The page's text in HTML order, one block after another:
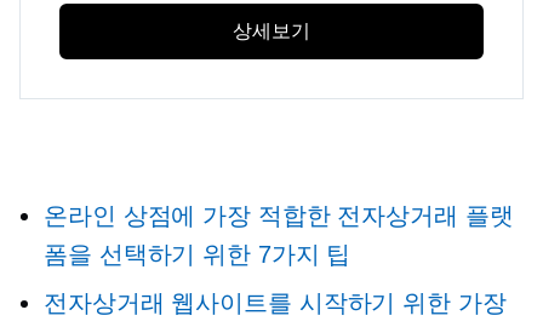
상세보기
온라인 상점에 가장 적합한 전자상거래 플랫
폼을 선택하기 위한 7가지 팁
전자상거래 웹사이트를 시작하기 위한 가장